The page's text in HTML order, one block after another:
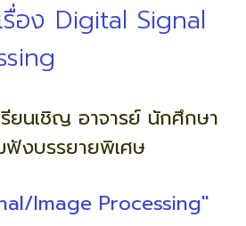
อง Digital Signal
ยนเชิญ อาจารย์ นักศึกษา
ฟังบรรยายพิเศษ
Image Processing"